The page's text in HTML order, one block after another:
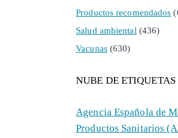
Productos recomendados
Salud ambiental (436)
Vacunas(630)
NUBE DE ETIQUETAS
Agencia Española de
Productos Sanitarios